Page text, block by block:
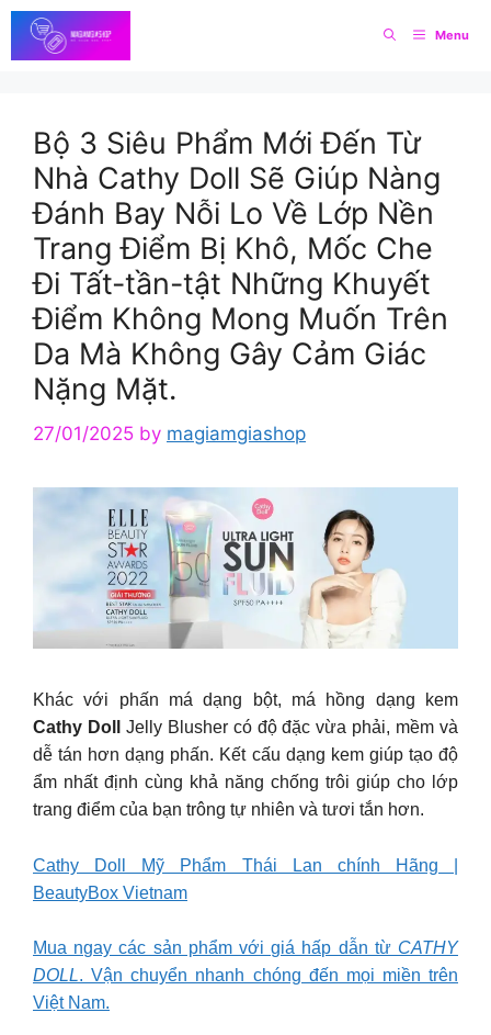
Skip
to
content
Menu
Bộ 3 Siêu Phẩm Mới Đến Từ
Nhà Cathy Doll Sẽ Giúp Nàng
Đánh Bay Nỗi Lo Về Lớp Nền
Trang Điểm Bị Khô, Mốc Che
Đi Tất-tần-tật Những Khuyết
Điểm Không Mong Muốn Trên
Da Mà Không Gây Cảm Giác
Nặng Mặt.
27/01/2025 by magiamgiashop
Khác với phấn má dạng bột, má hồng dạng kem
Cathy Doll
Jelly Blusher có độ đặc vừa phải, mềm và
dễ tán hơn dạng phấn. Kết cấu dạng kem giúp tạo độ
ẩm nhất định cùng khả năng chống trôi giúp cho lớp
trang điểm của bạn trông tự nhiên và tươi tắn hơn.
Cathy Doll Mỹ Phẩm Thái Lan chính Hãng |
BeautyBox Vietnam
Mua ngay các sản phẩm với giá hấp dẫn từ CATHY
DOLL. Vận chuyển nhanh chóng đến mọi miền trên
Việt Nam.